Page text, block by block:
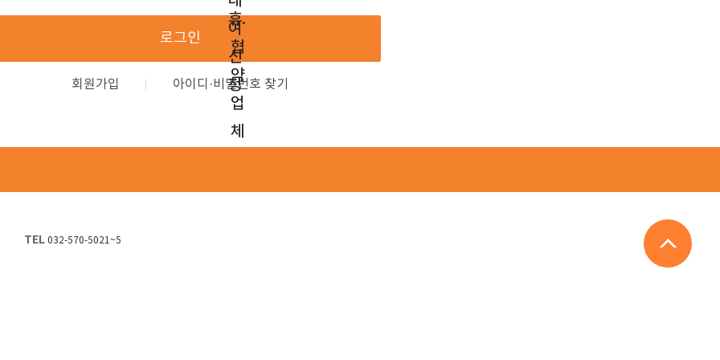
여
신
청
휴.
협
약
업
체
로그인
회원가입 아이디·비밀번호 찾기
TEL 032-570-5021~5